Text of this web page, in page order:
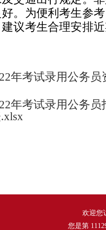
。为便利考生参
议考生合理安排
年考试录用公务
年考试录用公务
欢迎您
您是第